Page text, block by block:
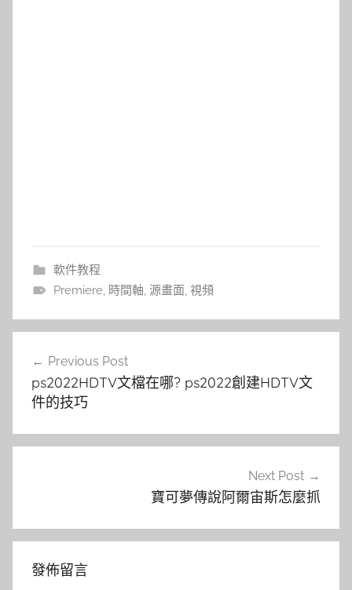
軟件教程
Premiere, 時間軸, 源畫面, 視頻
導
覽
Previous Post
ps2022HDTV文檔在哪? ps2022創建HDTV文
件的技巧
Next Post
寶可夢傳說阿爾宙斯怎麼抓
發佈留言